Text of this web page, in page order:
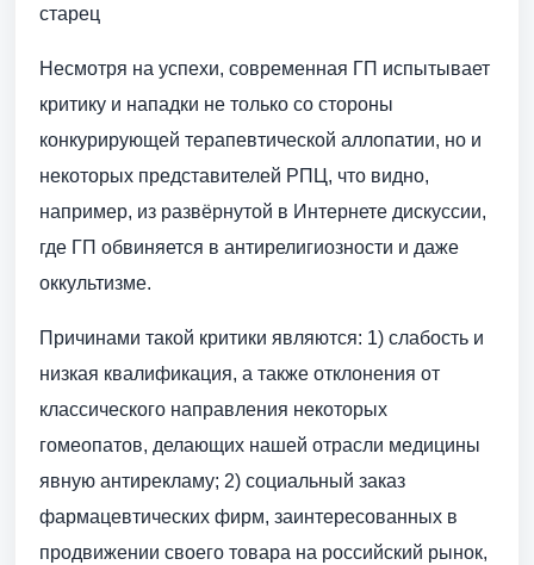
старец
Несмотря на успехи, современная ГП испытывает
критику и нападки не только со стороны
конкурирующей терапевтической аллопатии, но и
некоторых представителей РПЦ, что видно,
например, из развёрнутой в Интернете дискуссии,
где ГП обвиняется в антирелигиозности и даже
оккультизме.
Причинами такой критики являются: 1) слабость и
низкая квалификация, а также отклонения от
классического направления некоторых
гомеопатов, делающих нашей отрасли медицины
явную антирекламу; 2) социальный заказ
фармацевтических фирм, заинтересованных в
продвижении своего товара на российский рынок,